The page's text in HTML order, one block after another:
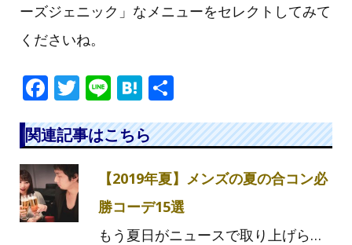
ーズジェニック」なメニューをセレクトしてみて
くださいね。
F
c
e
b
o
T
itt
Li
e
H
e
n
a
関連記事はこちら
【2019年夏】メンズの夏の合コン必
勝コーデ15選
もう夏日がニュースで取り上げら…